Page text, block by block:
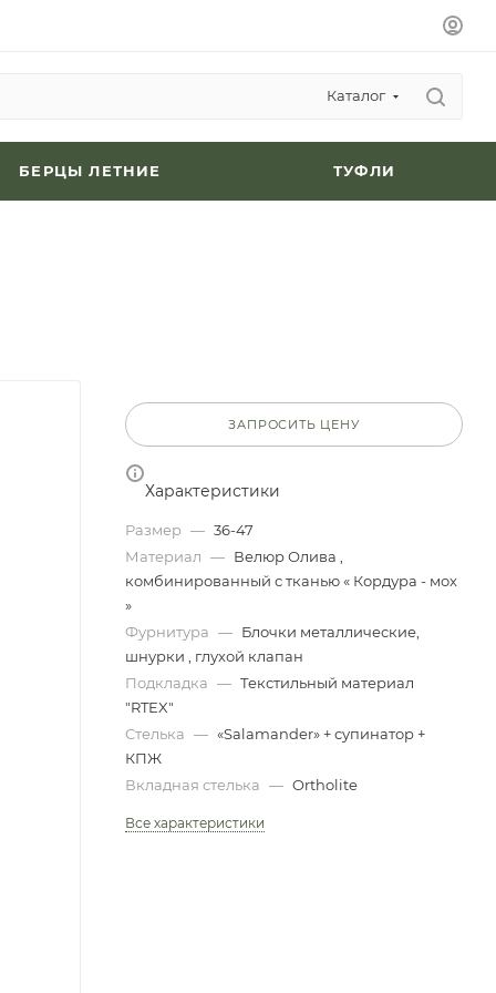
Каталог
БЕРЦЫ ЛЕТНИЕ ТУФЛИ
ЗАПРОСИТЬ ЦЕНУ
Характеристики
Размер — 36-47
Материал — Велюр Олива ,
комбинированный с тканью « Кордура - мох
»
Фурнитура — Блочки металлические,
шнурки , глухой клапан
Подкладка — Текстильный материал
"RTEX"
Стелька — «Salamander» + супинатор +
КПЖ
Вкладная стелька — Ortholite
Все характеристики